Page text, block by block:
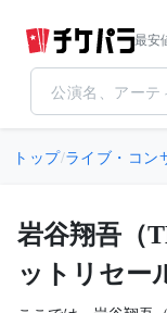
最安
トップ/ライブ・コン
岩谷翔吾（
ットリセー